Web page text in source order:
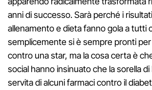
anni di successo. Sarà perché i
allenamento e dieta fanno gola a tutti
semplicemente si è sempre pronti
contro una star, ma la cosa certa è
social hanno insinuato che la sorella
servita di alcuni farmaci contro il